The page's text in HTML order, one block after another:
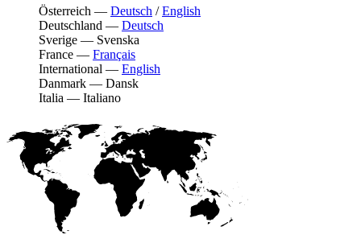
Österreich — Deutsch /English
Deutschland — Deutsch
Sverige — Svenska
France — Français
International — English
Danmark — Dansk
Italia — Italiano